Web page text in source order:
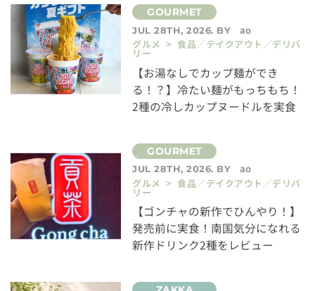
JUL 28TH, 2026. BY
ao
グルメ > 食品／テイクアウト／デリバ
リー
【お湯なしでカップ麺ができ
る！？】冷たい麺がもっちもち！
2種の冷しカップヌードルを実食
JUL 28TH, 2026. BY
ao
グルメ > 食品／テイクアウト／デリバ
リー
【ゴンチャの新作でひんやり！】
発売前に実食！南国気分になれる
新作ドリンク2種をレビュー